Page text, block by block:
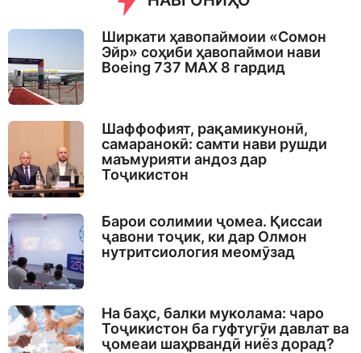
Ширкати ҳавопаймоии «Сомон
Эйр» соҳиби ҳавопаймои нави
Boeing 737 MAX 8 гардид
Шаффофият, рақамикунонӣ,
самаранокӣ: самти нави рушди
маъмурияти андоз дар
Тоҷикистон
Барои солимии ҷомеа. Қиссаи
ҷавони тоҷик, ки дар Олмон
нутритсиология меомӯзад
На баҳс, балки муколама: чаро
Тоҷикистон ба гуфтугӯи давлат ва
ҷомеаи шаҳрвандӣ ниёз дорад?